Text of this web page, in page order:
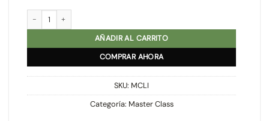
AÑADIR AL CARRITO
COMPRAR AHORA
SKU: MCLI
Categoría: Master Class